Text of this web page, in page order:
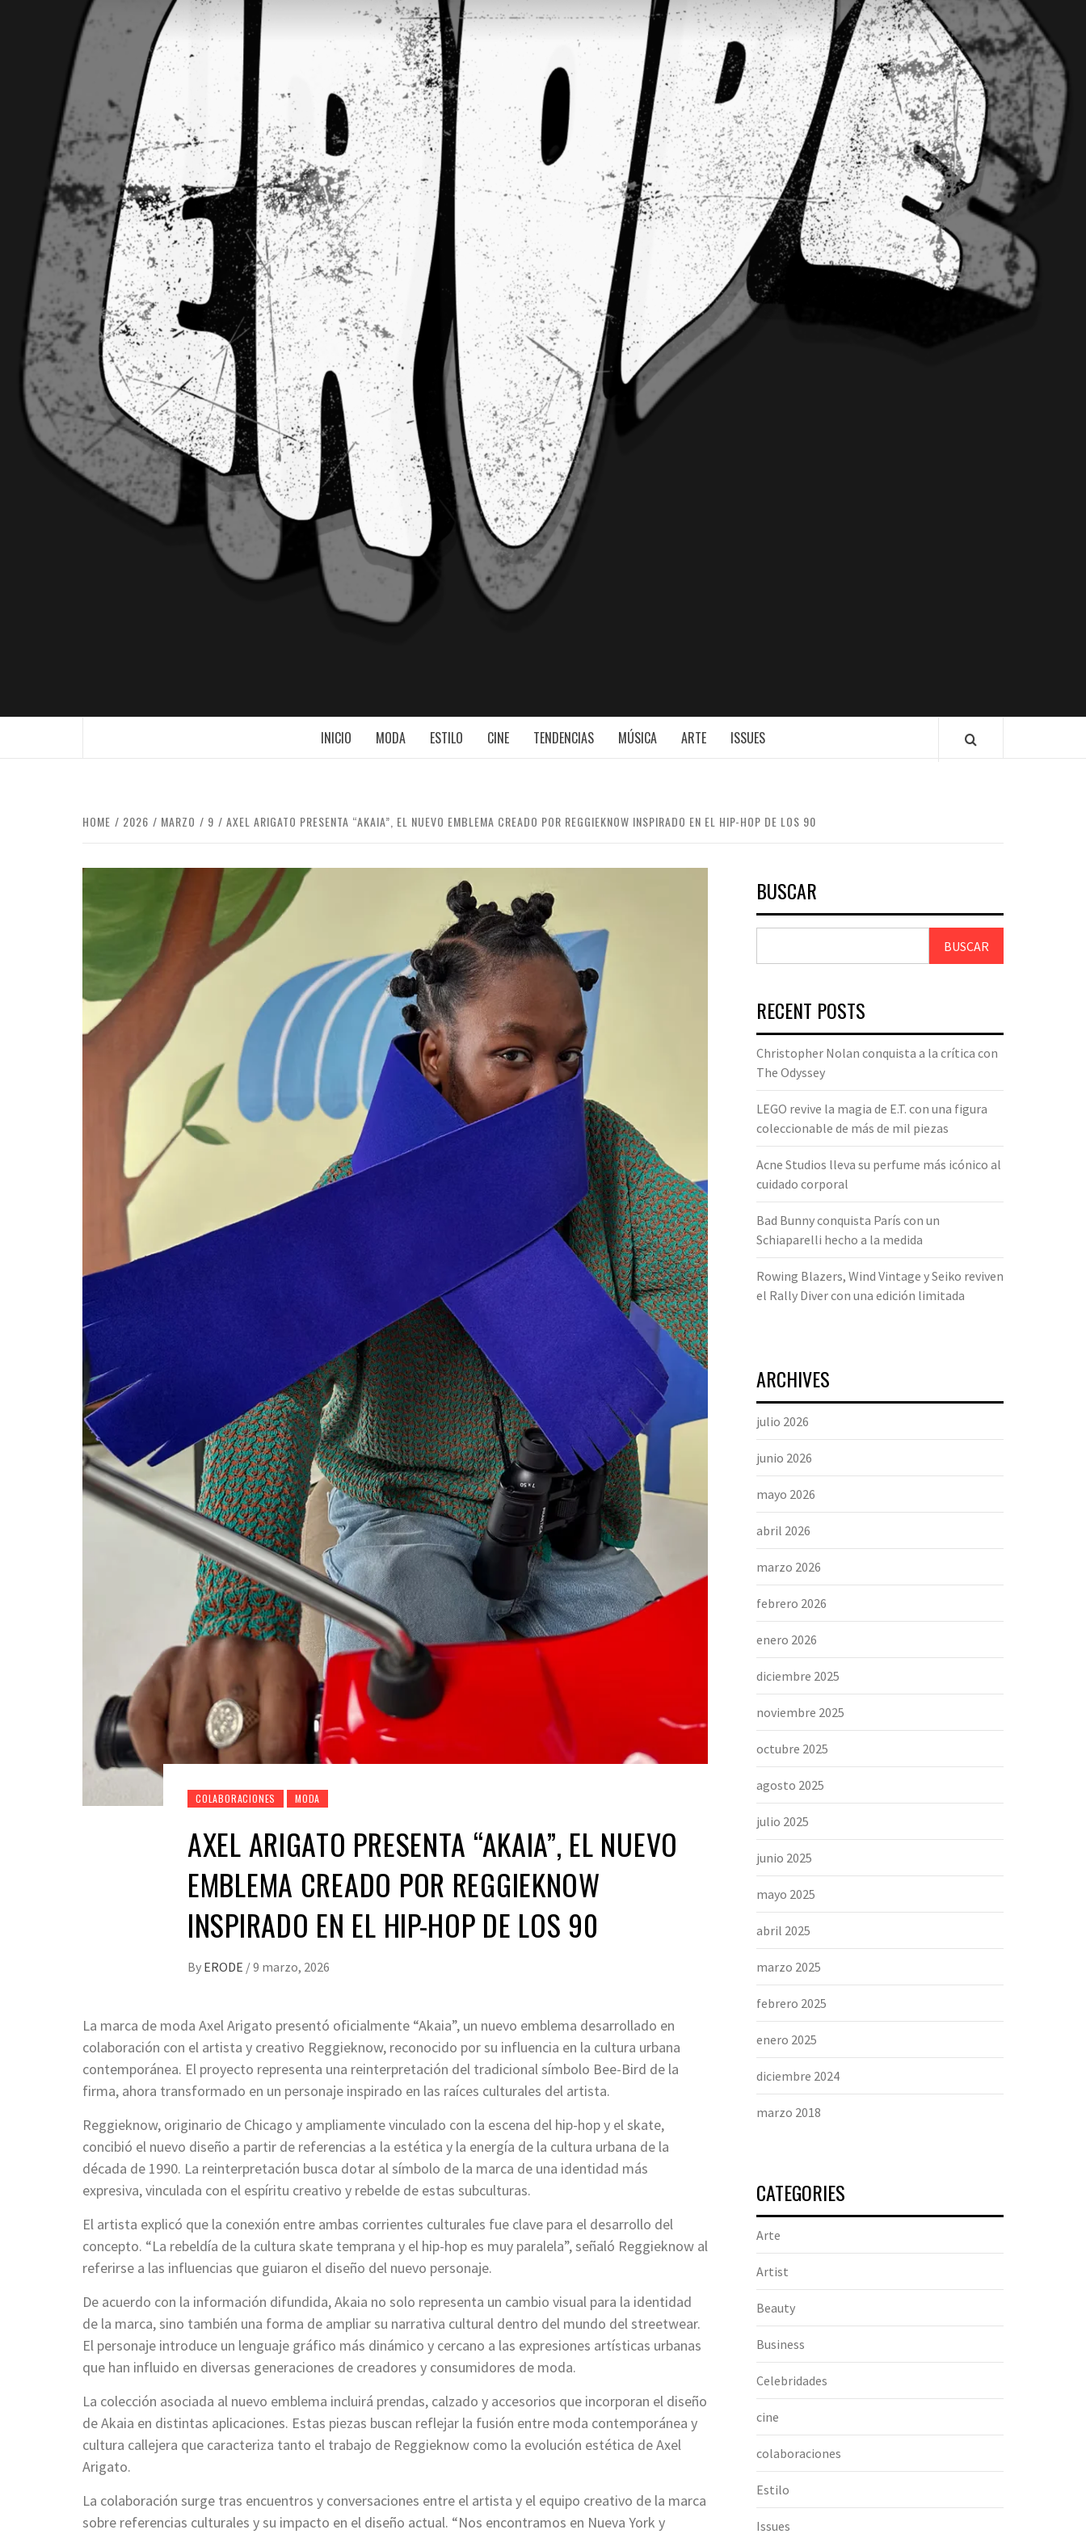
INICIO MODA ESTILO CINE TENDENCIAS MÚSICA ARTE ISSUES
HOME 2026 MARZO 9 AXEL ARIGATO PRESENTA “AKAIA”, EL NUEVO EMBLEMA CREADO POR REGGIEKNOW INSPIRADO EN EL HIP-HOP DE LOS 90
COLABORACIONES MODA
AXEL ARIGATO PRESENTA “AKAIA”, EL NUEVO
EMBLEMA CREADO POR REGGIEKNOW
INSPIRADO EN EL HIP-HOP DE LOS 90
By ERODE /9 marzo, 2026
La marca de moda Axel Arigato presentó oficialmente “Akaia”, un nuevo emblema desarrollado en
colaboración con el artista y creativo Reggieknow, reconocido por su influencia en la cultura urbana
contemporánea. El proyecto representa una reinterpretación del tradicional símbolo Bee-Bird de la
firma, ahora transformado en un personaje inspirado en las raíces culturales del artista.
Reggieknow, originario de Chicago y ampliamente vinculado con la escena del hip-hop y el skate,
concibió el nuevo diseño a partir de referencias a la estética y la energía de la cultura urbana de la
década de 1990. La reinterpretación busca dotar al símbolo de la marca de una identidad más
expresiva, vinculada con el espíritu creativo y rebelde de estas subculturas.
El artista explicó que la conexión entre ambas corrientes culturales fue clave para el desarrollo del
concepto. “La rebeldía de la cultura skate temprana y el hip-hop es muy paralela”, señaló Reggieknow al
referirse a las influencias que guiaron el diseño del nuevo personaje.
De acuerdo con la información difundida, Akaia no solo representa un cambio visual para la identidad
de la marca, sino también una forma de ampliar su narrativa cultural dentro del mundo del streetwear.
El personaje introduce un lenguaje gráfico más dinámico y cercano a las expresiones artísticas urbanas
que han influido en diversas generaciones de creadores y consumidores de moda.
La colección asociada al nuevo emblema incluirá prendas, calzado y accesorios que incorporan el diseño
de Akaia en distintas aplicaciones. Estas piezas buscan reflejar la fusión entre moda contemporánea y
cultura callejera que caracteriza tanto el trabajo de Reggieknow como la evolución estética de Axel
Arigato.
La colaboración surge tras encuentros y conversaciones entre el artista y el equipo creativo de la marca
sobre referencias culturales y su impacto en el diseño actual. “Nos encontramos en Nueva York y
BUSCAR
BUSCAR
RECENT POSTS
Christopher Nolan conquista a la crítica con
The Odyssey
LEGO revive la magia de E.T. con una figura
coleccionable de más de mil piezas
Acne Studios lleva su perfume más icónico al
cuidado corporal
Bad Bunny conquista París con un
Schiaparelli hecho a la medida
Rowing Blazers, Wind Vintage y Seiko reviven
el Rally Diver con una edición limitada
ARCHIVES
julio 2026
junio 2026
mayo 2026
abril 2026
marzo 2026
febrero 2026
enero 2026
diciembre 2025
noviembre 2025
octubre 2025
agosto 2025
julio 2025
junio 2025
mayo 2025
abril 2025
marzo 2025
febrero 2025
enero 2025
diciembre 2024
marzo 2018
CATEGORIES
Arte
Artist
Beauty
Business
Celebridades
cine
colaboraciones
Estilo
Issues